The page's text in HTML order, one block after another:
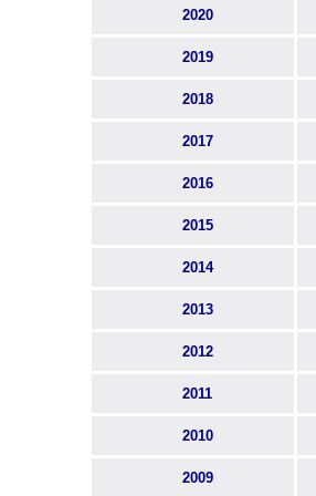
2020
2019
2018
2017
2016
2015
2014
2013
2012
2011
2010
2009